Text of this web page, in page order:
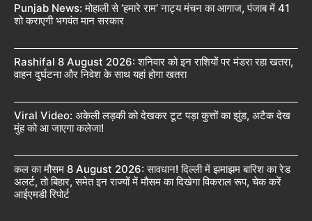
Punjab News: मोहाली से ‘हमारे राम’ नाट्य मंचन का आगाज, पंजाब में 41
शो कराएगी भगवंत मान सरकार
Rashifal 8 August 2026: शनिवार को इन राशियों पर मंडरा रहा खतरा,
वाहन दुर्घटना और निवेश के साथ यहां होगा खतरा
Viral Video: अकेली लड़की को देखकर टूट पड़ा कुत्तों का झुंड, अटैक देख
मुंह को आ जाएगा कलेजा!
कल का मौसम 8 August 2026: सावधान! दिल्ली में झमाझम बारिश का रेड
अलर्ट, तो बिहार, समेत इन राज्यों में मौसम का दिखेगा विकराल रूप, चेक करें
आईएमडी रिपोर्ट